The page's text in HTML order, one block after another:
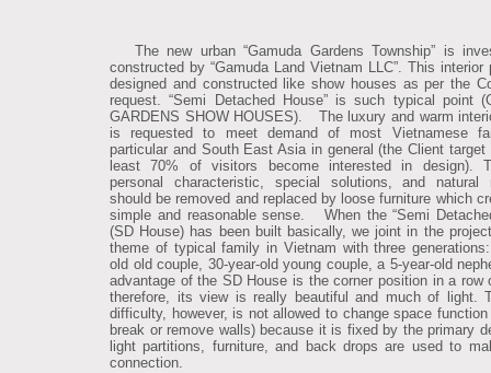
The new urban “Gamuda Gardens Township” is
constructed by “Gamuda Land Vietnam LLC”. This interior
designed and constructed like show houses as per the
request. “Semi Detached House” is such typical point
GARDENS SHOW HOUSES).
The luxury and warm
is requested to meet demand of most Vietnamese
particular and South East Asia in general (the Client
least 70% of visitors become interested in design).
personal characteristic, special solutions, and natural
should be removed and replaced by loose furniture which
simple and reasonable sense.
When the “Semi
(SD House) has been built basically, we joint in the
theme of typical family in Vietnam with three
old old couple, 30-year-old young couple, a 5-year-old
advantage of the SD House is the corner position in a row
therefore, its view is really beautiful and much of light.
difficulty, however, is not allowed to change space
break or remove walls) because it is fixed by the primary
light partitions, furniture, and back drops are used to
connection.